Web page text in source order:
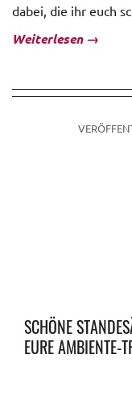
dabei, die ihr euch
Weiterlesen →
SCHÖNE
EURE AMBIENTE-